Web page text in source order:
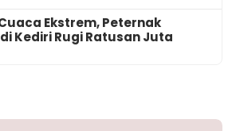
Ekstrem, Peternak
Kediri Rugi Ratusan Juta